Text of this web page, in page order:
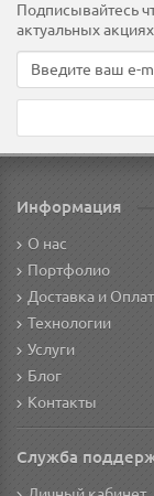
Подписывайтесь
актуальных
Информация
О нас
Портфолио
Доставка и
Технологии
Услуги
Блог
Контакты
Служба